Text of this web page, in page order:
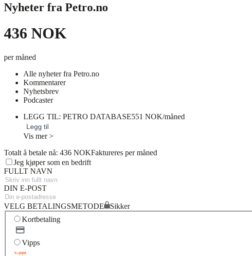
Nyheter fra Petro.no
436 NOK
per måned
Alle nyheter fra Petro.no
Kommentarer
Nyhetsbrev
Podcaster
LEGG TIL: PETRO DATABASE551 NOK/måned
Legg til
Vis mer >
Totalt å betale nå: 436 NOKFaktureres per måned
Jeg kjøper som en bedrift
FULLT NAVN
DIN E-POST
VELG BETALINGSMETODE
Sikker
Kortbetaling
Vipps